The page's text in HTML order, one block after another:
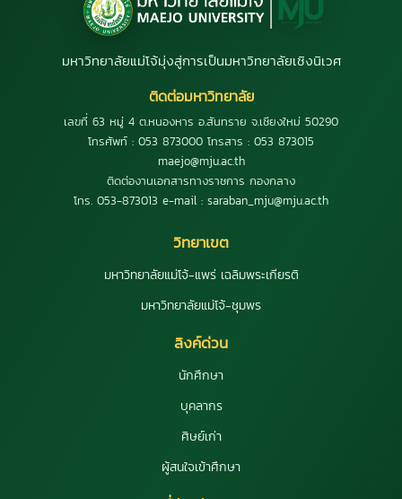
มหาวิทยาลัยแม่โจ้มุ่งสู่การเป็นมหาวิทยาลัยเชิงนิเวศ
ติดต่อมหาวิทยาลัย
เลขที่ 63 หมู่ 4 ต.หนองหาร อ.สันทราย จ.เชียงใหม่ 50290
โทรศัพท์ : 053 873000 โทรสาร : 053 873015
maejo@mju.ac.th
ติดต่องานเอกสารทางราชการ กองกลาง
โทร. 053-873013 e-mail : saraban_mju@mju.ac.th
วิทยาเขต
มหาวิทยาลัยแม่โจ้-แพร่ เฉลิมพระเกียรติ
มหาวิทยาลัยแม่โจ้-ชุมพร
ลิงค์ด่วน
นักศึกษา
บุคลากร
ศิษย์เก่า
ผู้สนใจเข้าศึกษา